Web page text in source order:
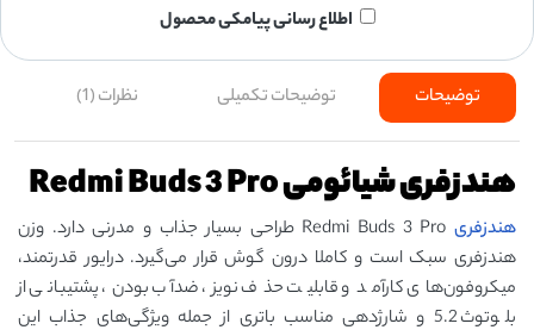
اطلاع رسانی پیامکی محصول
توضیحات توضیحات تکمیلی نظرات (1)
هندزفری شیائومی Redmi Buds 3 Pro
هندزفری
Redmi Buds 3 Pro طراحی بسیار جذاب و مدرنی دارد. وزن
هندزفری سبک است و کاملا درون گوش قرار می‌گیرد. درایور قدرتمند،
میکروفون‌های کارآمد و قابلیت حذف نویز، ضدآب بودن، پشتیبانی از
بلوتوث 5.2 و شارژدهی مناسب باتری از جمله ویژگی‌های جذاب این